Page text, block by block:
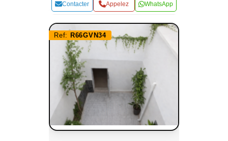
Contacter Appelez WhatsApp
Ref: R66GVN34